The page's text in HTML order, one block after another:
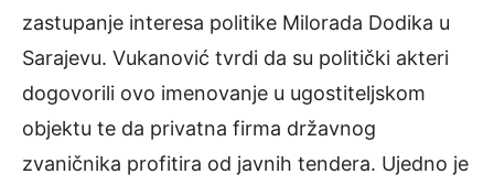
zastupanje interesa politike Milorada Dodika u
Sarajevu. Vukanović tvrdi da su politički akteri
dogovorili ovo imenovanje u ugostiteljskom
objektu te da privatna firma državnog
zvaničnika profitira od javnih tendera. Ujedno je